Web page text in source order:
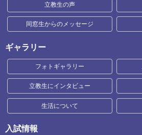
立教生の声
同窓生からのメッセージ
ギャラリー
フォトギャラリー
立教生にインタビュー
生活について
入試情報